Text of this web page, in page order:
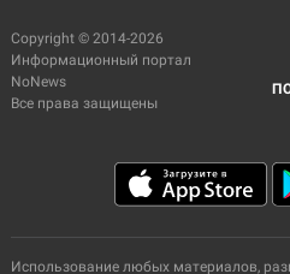
Copyright © 2014-2026
Информационный портал
NoNews
Все права защищены
Использование любых материалов,